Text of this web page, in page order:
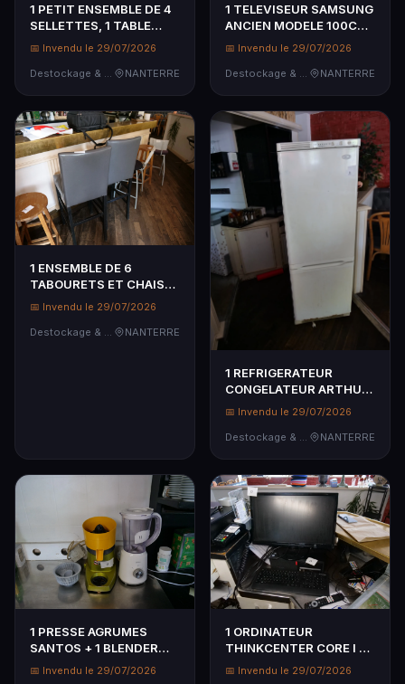
1 PETIT ENSEMBLE DE 4
SELLETTES, 1 TABLE
DEMI LUNE , ELEMENTS
DE DECORS, POTS,
PLANTES MIROIRS,
📅 Invendu le 29/07/2026
NANTERRE
1 TELEVISEUR SAMSUNG
ANCIEN MODELE 100CM
AVEC TLC A DECROCHER
📅 Invendu le 29/07/2026
NANTERRE
1 ENSEMBLE DE 6
TABOURETS ET CHAISES
DE BAR DE DIFFERENTS
📅 Invendu le 29/07/2026
Destockage & Invendus
NANTERRE
1 REFRIGERATEUR
CONGELATEUR ARTHUR
MARTIN ANCIEN MODELE
+ 1 REFRIGERATEUR
TABLE TOP PROLINE A
📅 Invendu le 29/07/2026
NANTERRE
1 PRESSE AGRUMES
SANTOS + 1 BLENDER
QUILIVE
📅 Invendu le 29/07/2026
1 ORDINATEUR
THINKCENTER CORE I 3 ,
ECRAN 22 POUCES VIEW
📅 Invendu le 29/07/2026